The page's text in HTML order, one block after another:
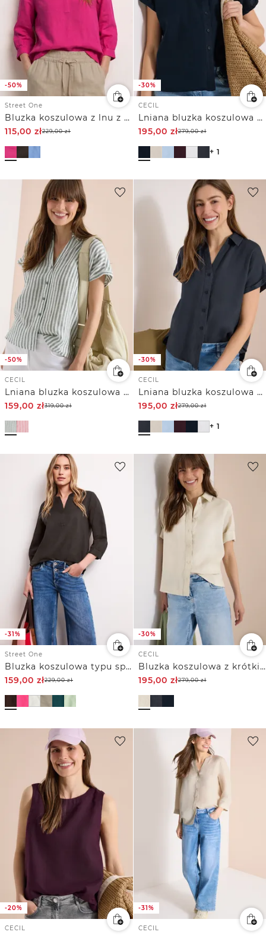
-50%
Street One
Bluzka koszulowa z lnu z rękawem 3/4 i dekoltem typu split neck
115,00 zł229,00zł
-30%
CECIL
Lniana bluzka koszulowa z obniżoną linią ramion
195,00 zł279,00zł
+ 1
-50%
CECIL
Lniana bluzka koszulowa z opadającymi ramionami
159,00 zł319,00zł
-30%
CECIL
Lniana bluzka koszulowa z obniżoną linią ramion
195,00 zł279,00zł
+ 1
-31%
Street One
Bluzka koszulowa typu split neck z mieszanki lnu
159,00 zł229,00zł
-30%
CECIL
Bluzka koszulowa z krótkim rękawem z czystego lnu
195,00 zł279,00zł
-20%
CECIL
-31%
CECIL